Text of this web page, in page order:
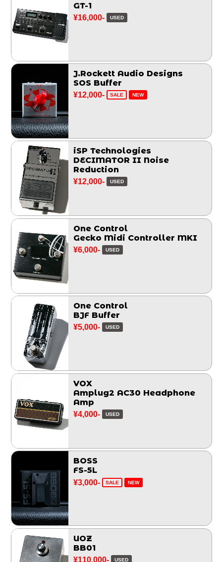
GT-1
¥16,000- USED
J.Rockett Audio Designs
SOS Buffer
¥12,000- SALE NEW
iSP Technologies
DECIMATOR II Noise
Reduction
¥12,000- USED
One Control
Gecko Midi Controller MKI
¥6,000- USED
One Control
BJF Buffer
¥5,000- USED
VOX
Amplug2 AC30 Headphone
Amp
¥4,000- USED
BOSS
FS-5L
¥3,000- SALE NEW
UOZ
BB01
¥110,000- USED